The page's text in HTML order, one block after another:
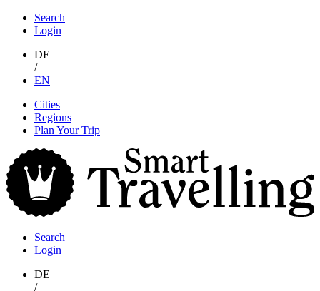
Search
Login
DE
/
EN
Skip
content
Cities
Regions
Plan Your Trip
Search
Login
DE
/